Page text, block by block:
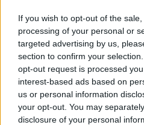
If you wish to opt-out of the
processing of your personal or
targeted advertising by us,
section to confirm your
opt-out request is processed
interest-based ads based on
us or personal information
your opt-out. You may
disclosure of your personal